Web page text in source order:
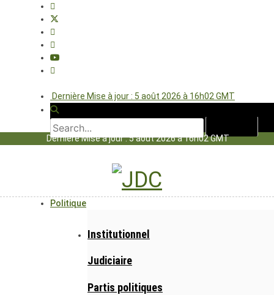
Dernière Mise à jour : 5 août 2026 à 16h02 GMT
Dernière Mise à jour : 5 août 2026 à 16h02 GMT
Politique
Institutionnel
Judiciaire
Partis politiques